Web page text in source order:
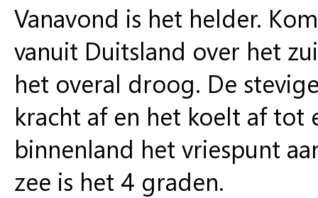
Vanavond is het helder.
vanuit Duitsland over het
het overal droog. De
kracht af en het koelt af tot
binnenland het vriespunt
zee is het 4 graden.